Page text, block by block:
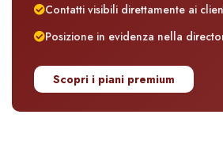
Contatti visibili direttamente ai
Posizione in evidenza nella
Scopri i piani premium